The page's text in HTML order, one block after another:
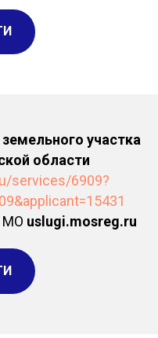
участка
области
services/6909?
МО uslugi.mosreg.ru